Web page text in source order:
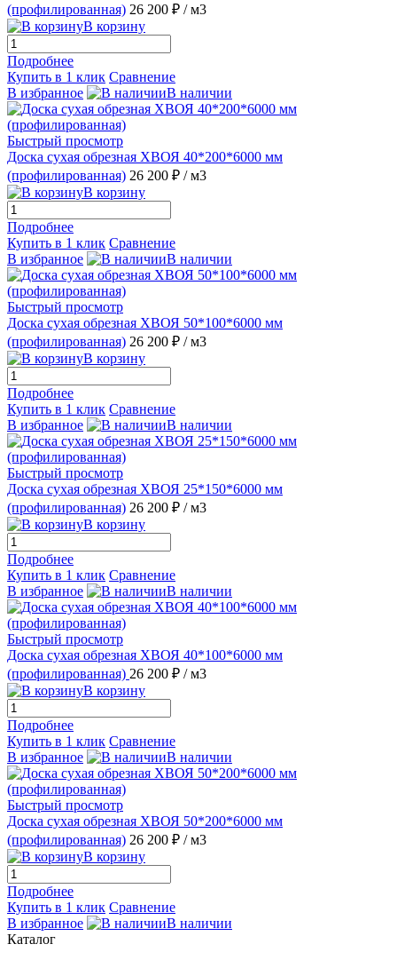
(профилированная) 26 200 ₽ / м3
В корзину
Подробнее
Купить в 1 клик Сравнение
В избранное
В наличии
Быстрый просмотр
Доска сухая обрезная ХВОЯ 40*200*6000 мм
(профилированная) 26 200 ₽ / м3
В корзину
Подробнее
Купить в 1 клик Сравнение
В избранное
В наличии
Быстрый просмотр
Доска сухая обрезная ХВОЯ 50*100*6000 мм
(профилированная) 26 200 ₽ / м3
В корзину
Подробнее
Купить в 1 клик Сравнение
В избранное
В наличии
Быстрый просмотр
Доска сухая обрезная ХВОЯ 25*150*6000 мм
(профилированная) 26 200 ₽ / м3
В корзину
Подробнее
Купить в 1 клик Сравнение
В избранное
В наличии
Быстрый просмотр
Доска сухая обрезная ХВОЯ 40*100*6000 мм
(профилированная) 26 200 ₽ / м3
В корзину
Подробнее
Купить в 1 клик Сравнение
В избранное
В наличии
Быстрый просмотр
Доска сухая обрезная ХВОЯ 50*200*6000 мм
(профилированная) 26 200 ₽ / м3
В корзину
Подробнее
Купить в 1 клик Сравнение
В избранное
В наличии
Каталог